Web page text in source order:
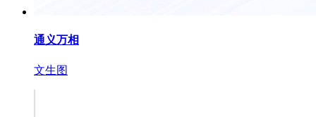
通义万相
文生图